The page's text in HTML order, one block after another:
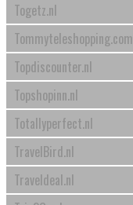
Togetz.nl
Tommyteleshopping.com
Topdiscounter.nl
Topshopinn.nl
Totallyperfect.nl
TravelBird.nl
Traveldeal.nl